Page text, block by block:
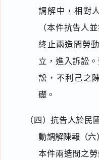
調解中，相對
（本件抗告人
終止兩造間勞
立，進入訴訟
訟，不利己之
礎。
（四）抗告人於民
動調解陳報（六
本件兩造間之